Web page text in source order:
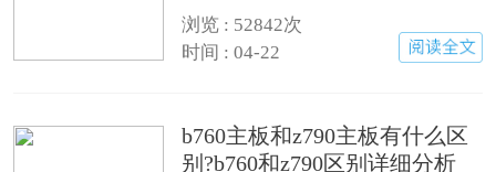
浏览 : 52842次
时间 : 04-22
b760主板和z790主板有什么区
别?b760和z790区别详细分析